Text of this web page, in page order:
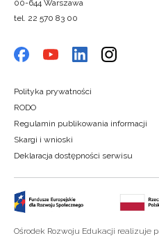
00-644 Warszawa
tel. 22 570 83 00
Polityka prywatności
RODO
Regulamin publikowania informacji
Skargi i wnioski
Deklaracja dostępności serwisu
Ośrodek Rozwoju Edukacji realizuje